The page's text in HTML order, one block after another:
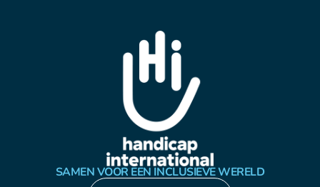
SAMEN VOOR EEN INCLUSIEVE WERELD